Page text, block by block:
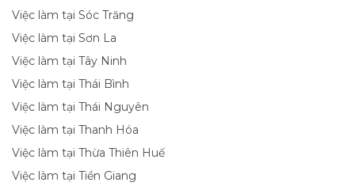
Việc làm tại Sóc Trăng
Việc làm tại Sơn La
Việc làm tại Tây Ninh
Việc làm tại Thái Bình
Việc làm tại Thái Nguyên
Việc làm tại Thanh Hóa
Việc làm tại Thừa Thiên Huế
Việc làm tại Tiền Giang